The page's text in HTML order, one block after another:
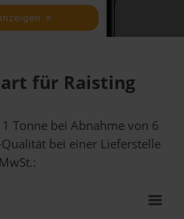
für Raisting
Tonne bei Abnahmevon 6
bei einer Lieferstelle